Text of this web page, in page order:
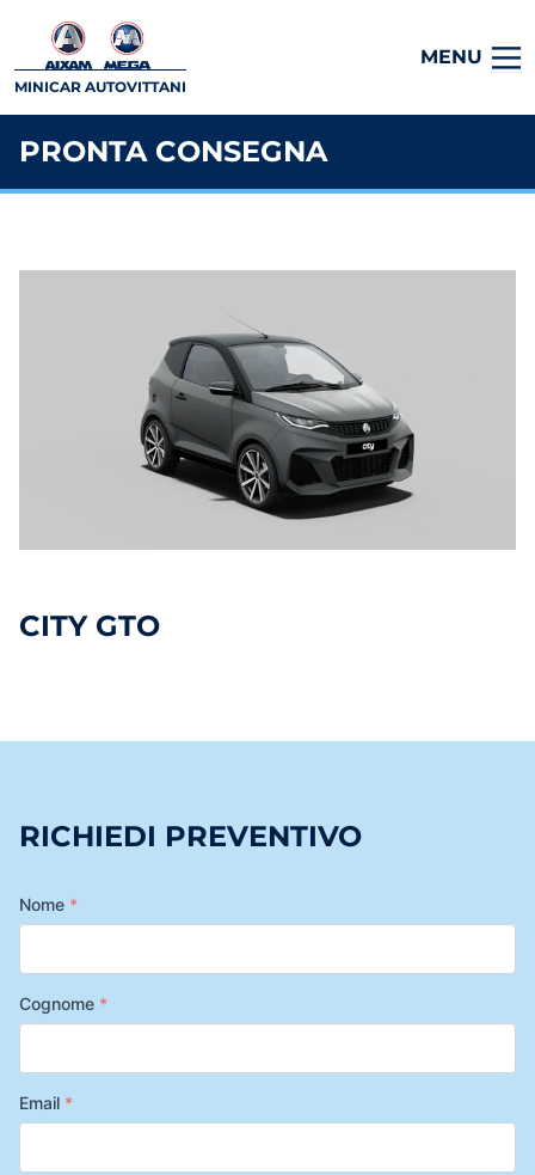
MINICAR AUTOVITTANI
MENU
PRONTA CONSEGNA
CITY GTO
RICHIEDI PREVENTIVO
Nome *
Cognome *
Email *